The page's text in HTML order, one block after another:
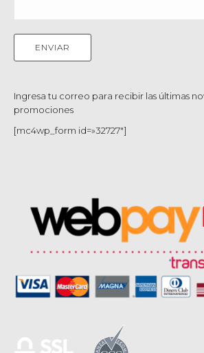
Ingresa tu correo para recibir las últimas
promociones
[mc4wp_form id=»32727″]